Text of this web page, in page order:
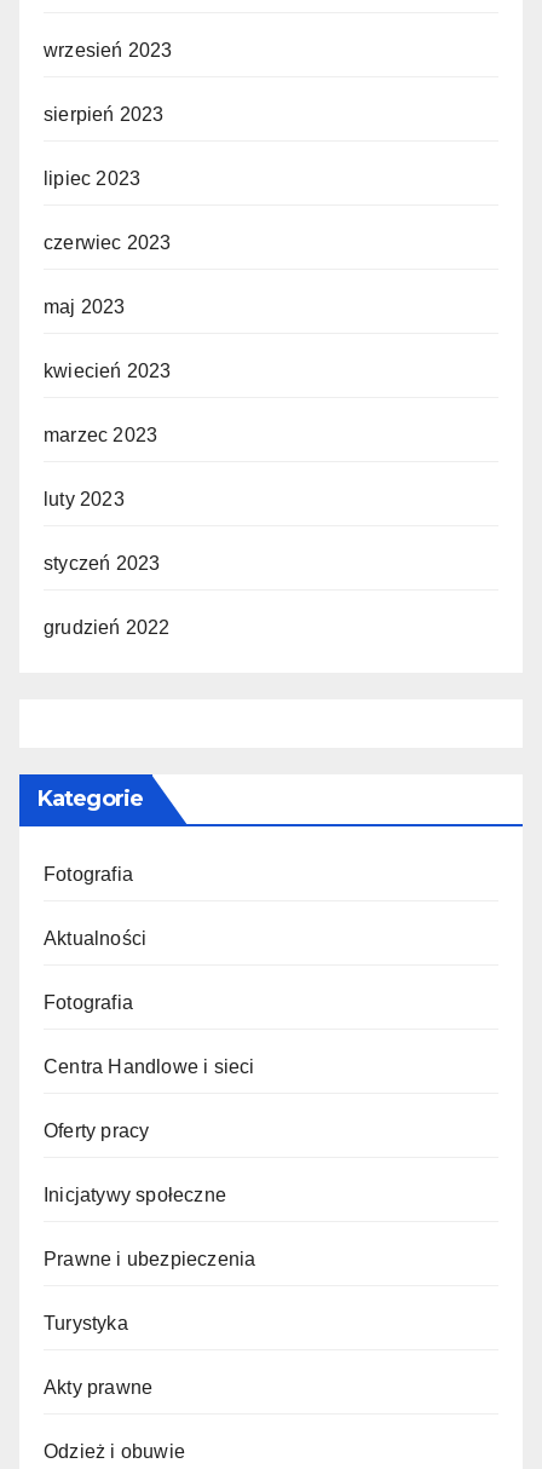
wrzesień 2023
sierpień 2023
lipiec 2023
czerwiec 2023
maj 2023
kwiecień 2023
marzec 2023
luty 2023
styczeń 2023
grudzień 2022
Kategorie
Fotografia
Aktualności
Fotografia
Centra Handlowe i sieci
Oferty pracy
Inicjatywy społeczne
Prawne i ubezpieczenia
Turystyka
Akty prawne
Odzież i obuwie